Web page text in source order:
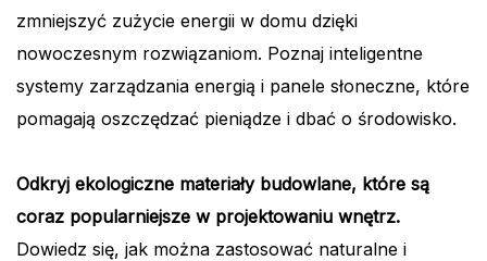
zmniejszyć zużycie energii w domu dzięki
nowoczesnym rozwiązaniom. Poznaj inteligentne
systemy zarządzania energią i panele słoneczne, które
pomagają oszczędzać pieniądze i dbać o środowisko.
Odkryj ekologiczne materiały budowlane, które są
coraz popularniejsze w projektowaniu wnętrz.
Dowiedz się, jak można zastosować naturalne i